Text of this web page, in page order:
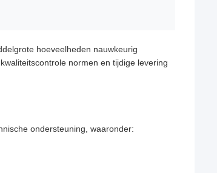
hoeveelheden nauwkeurig
normen en tijdige levering
ondersteuning, waaronder: